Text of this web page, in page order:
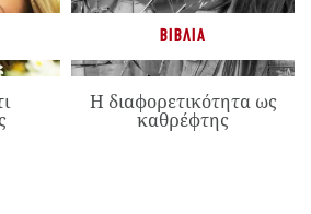
ΒΙΒΛΊΑ
Η διαφορετικότητα ως
καθρέφτης